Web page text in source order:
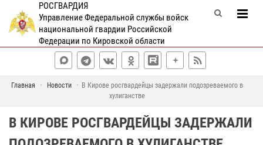
РОСГВАРДИЯ
Управление Федеральной службы войск
национальной гвардии Российской
Федерации по Кировской области
Главная Новости
В Кирове росгвардейцы задержали подозреваемого в
хулиганстве
В КИРОВЕ РОСГВАРДЕЙЦЫ ЗАДЕРЖАЛИ